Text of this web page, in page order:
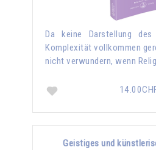
Da keine Darstellung
Komplexität vollkommen
nicht verwundern, wenn
Geistiges und